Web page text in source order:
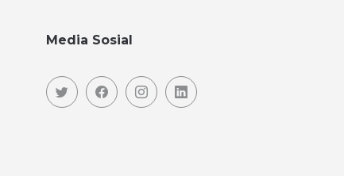
Media Sosial